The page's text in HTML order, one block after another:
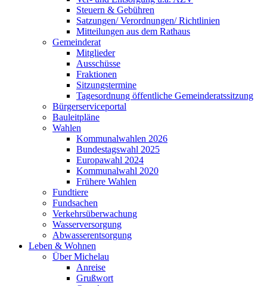
Steuern & Gebühren
Satzungen/ Verordnungen/ Richtlinien
Mitteilungen aus dem Rathaus
Gemeinderat
Mitglieder
Ausschüsse
Fraktionen
Sitzungstermine
Tagesordnung öffentliche Gemeinderatssitzung
Bürgerserviceportal
Bauleitpläne
Wahlen
Kommunalwahlen 2026
Bundestagswahl 2025
Europawahl 2024
Kommunalwahl 2020
Frühere Wahlen
Fundtiere
Fundsachen
Verkehrsüberwachung
Wasserversorgung
Abwasserentsorgung
Leben & Wohnen
Über Michelau
Anreise
Grußwort